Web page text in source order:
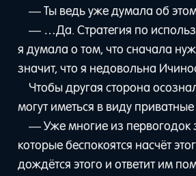
— Ты ведь уже думала об
— …Да. Стратегия по
я думала о том, что сначала
значит, что я недовольна
Чтобы другая сторона
могут иметься в виду
— Уже многие из первогодок
которые беспокоятся насчёт
дождётся этого и ответит им